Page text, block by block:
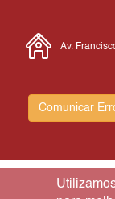
Av.
Comunicar